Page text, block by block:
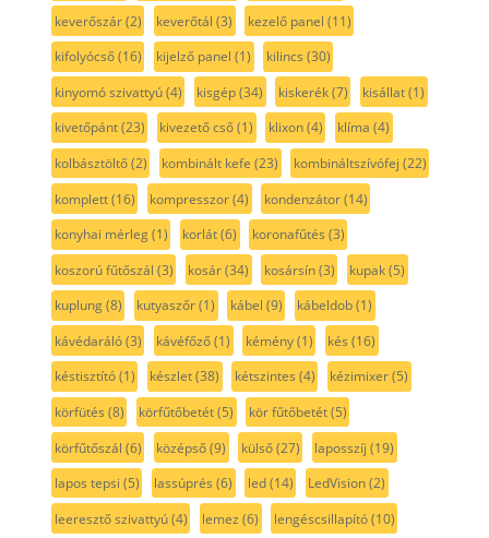
keverőszár(2) keverőtál (3) kezelő panel (11)
kifolyócső(16) kijelző panel (1) kilincs (30)
kinyomó szivattyú(4) kisgép(34) kiskerék(7) kisállat(1)
kivetőpánt(23) kivezető cső(1) klixon(4) klíma (4)
kolbásztöltő(2) kombinált kefe (23) kombináltszívófej (22)
komplett(16) kompresszor(4) kondenzátor(14)
konyhai mérleg(1) korlát(6) koronafűtés (3)
koszorú fűtőszál (3) kosár(34) kosársín(3) kupak(5)
kuplung(8) kutyaszőr(1) kábel (9) kábeldob(1)
kávédaráló(3) kávéfőző(1) kémény(1) kés (16)
késtisztító(1) készlet(38) kétszintes (4) kézimixer(5)
körfütés (8) körfűtőbetét(5) kör fűtőbetét(5)
körfűtőszál (6) középső(9) külső(27) laposszíj (19)
lapos tepsi (5) lassúprés (6) led(14) LedVision(2)
leeresztő szivattyú(4) lemez (6) lengéscsillapító(10)